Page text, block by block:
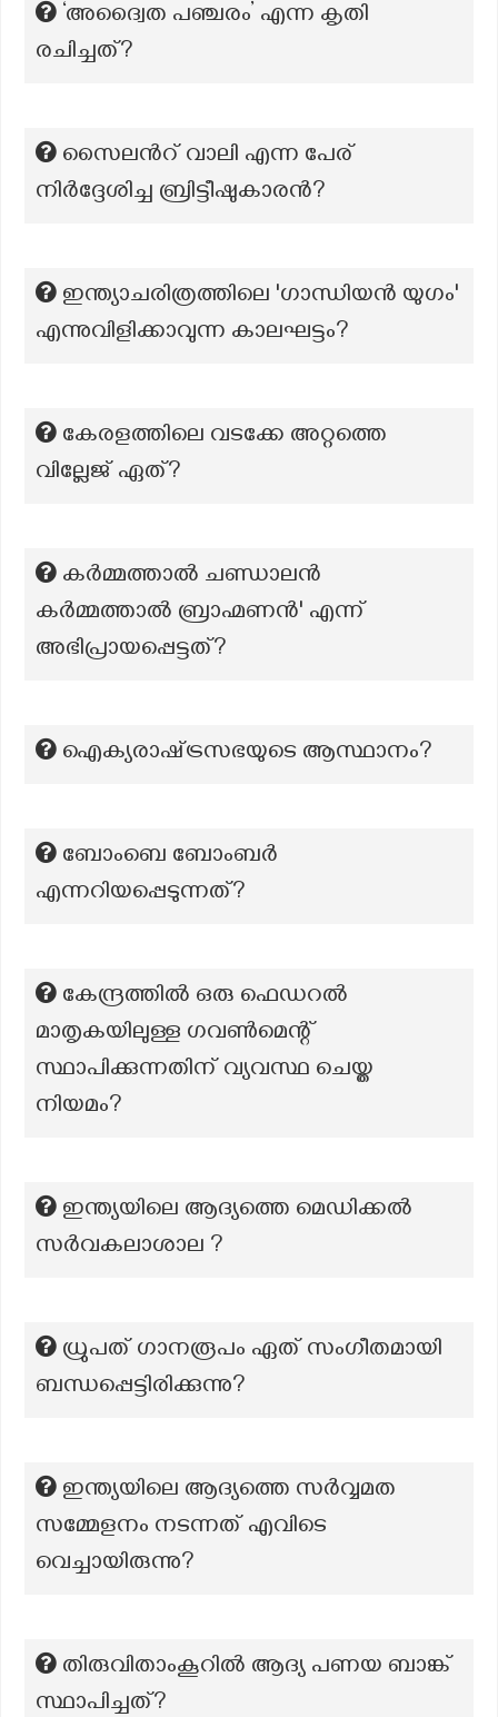
‘അദ്വൈത പഞ്ചരം’ എന്ന കൃതി
രചിച്ചത്?
സൈലന്‍റ് വാലി എന്ന പേര്
നിർദ്ദേശിച്ച ബ്രിട്ടീഷുകാരൻ?
ഇന്ത്യാചരിത്രത്തിലെ 'ഗാന്ധിയൻ യുഗം'
എന്നുവിളിക്കാവുന്ന കാലഘട്ടം?
കേരളത്തിലെ വടക്കേ അറ്റത്തെ
വില്ലേജ് ഏത്?
കർമ്മത്താൽ ചണ്ഡാലൻ
കർമ്മത്താൽ ബ്രാഹ്മണൻ' എന്ന്
അഭിപ്രായപ്പെട്ടത്?
ഐക്യരാഷ്‌ട്രസഭയുടെ ആസ്ഥാനം?
ബോംബെ ബോംബർ
എന്നറിയപ്പെടുന്നത്?
കേന്ദ്രത്തിൽ ഒരു ഫെഡറൽ
മാതൃകയിലുള്ള ഗവൺമെന്റ്
സ്ഥാപിക്കുന്നതിന് വ്യവസ്ഥ ചെയ്ത
നിയമം?
ഇന്ത്യയിലെ ആദ്യത്തെ മെഡിക്കൽ
സർവകലാശാല ?
ധ്രുപത് ഗാനരൂപം ഏത് സംഗീതമായി
ബന്ധപ്പെട്ടിരിക്കുന്നു?
ഇന്ത്യയിലെ ആദ്യത്തെ സർവ്വമത
സമ്മേളനം നടന്നത് എവിടെ
വെച്ചായിരുന്നു?
തിരുവിതാംകൂറിൽ ആദ്യ പണയ ബാങ്ക്
സ്ഥാപിച്ചത്?